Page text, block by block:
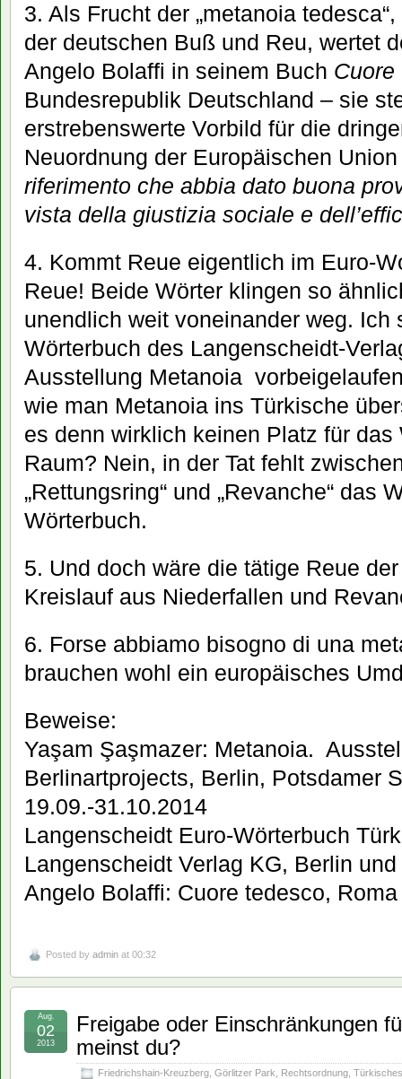
3. Als Frucht der „metanoia
der deutschen Buß und Reu, wertet
Angelo Bolaffi in seinem Buch Cuore
Bundesrepublik Deutschland – sie
erstrebenswerte Vorbild für die
Neuordnung der Europäischen
riferimento che abbia dato buona
vista della giustizia sociale e
4. Kommt Reue eigentlich im Euro-
Reue! Beide Wörter klingen so
unendlich weit voneinander weg. Ich
Wörterbuch des Langenscheidt-
Ausstellung Metanoia
wie man Metanoia ins Türkische
es denn wirklich keinen Platz für das
Raum? Nein, in der Tat fehlt
„Rettungsring“ und „Revanche“ das
Wörterbuch.
5. Und doch wäre die tätige Reue
Kreislauf aus Niederfallen und
6. Forse abbiamo bisogno di una
brauchen wohl ein europäisches
Beweise:
Yaşam Şaşmazer: Metanoia.
Berlinartprojects, Berlin, Potsdamer
19.09.-31.10.2014
Langenscheidt Euro-Wörterbuch
Langenscheidt Verlag KG, Berlin
Angelo Bolaffi: Cuore tedesco,
Posted by admin at 00:32
Freigabe oder Einschränkungen
meinst du?
Friedrichshain-Kreuzberg Görlitzer Park Rechtsordnung Türkisches
Aug.
02
2013